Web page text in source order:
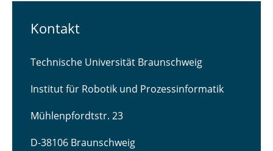
Kontakt
Technische Universität Braunschweig
Institut für Robotik und Prozessinformatik
Mühlenpfordtstr. 23
D-38106 Braunschweig